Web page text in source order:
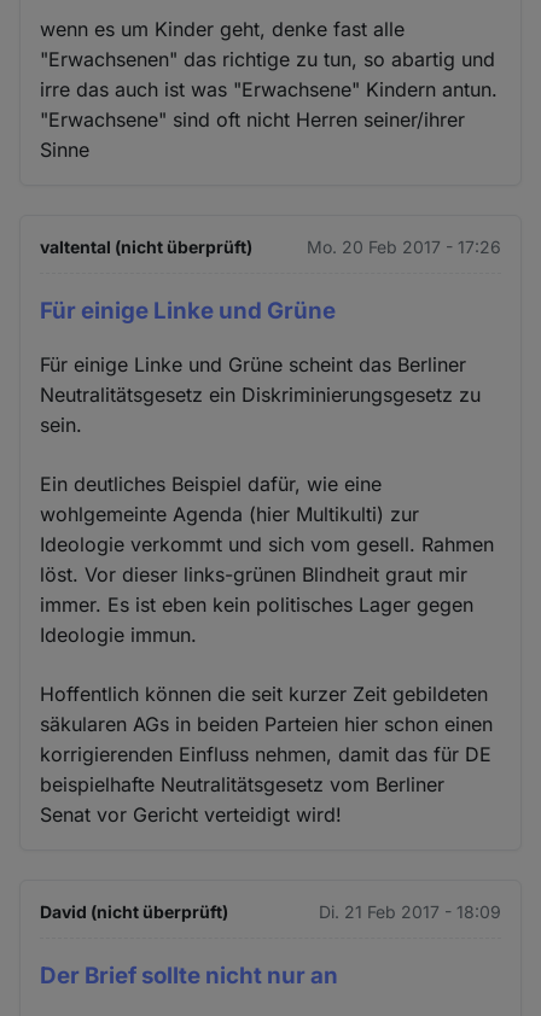
wenn es um Kinder geht, denke fast alle
"Erwachsenen" das richtige zu tun, so abartig und
irre das auch ist was "Erwachsene" Kindern antun.
"Erwachsene" sind oft nicht Herren seiner/ihrer
Sinne
valtental (nicht überprüft) Mo. 20 Feb 2017 - 17:26
Für einige Linke und Grüne
Für einige Linke und Grüne scheint das Berliner
Neutralitätsgesetz ein Diskriminierungsgesetz zu
sein.
Ein deutliches Beispiel dafür, wie eine
wohlgemeinte Agenda (hier Multikulti) zur
Ideologie verkommt und sich vom gesell. Rahmen
löst. Vor dieser links-grünen Blindheit graut mir
immer. Es ist eben kein politisches Lager gegen
Ideologie immun.
Hoffentlich können die seit kurzer Zeit gebildeten
säkularen AGs in beiden Parteien hier schon einen
korrigierenden Einfluss nehmen, damit das für DE
beispielhafte Neutralitätsgesetz vom Berliner
Senat vor Gericht verteidigt wird!
David (nicht überprüft) Di. 21 Feb 2017 - 18:09
Der Brief sollte nicht nur an